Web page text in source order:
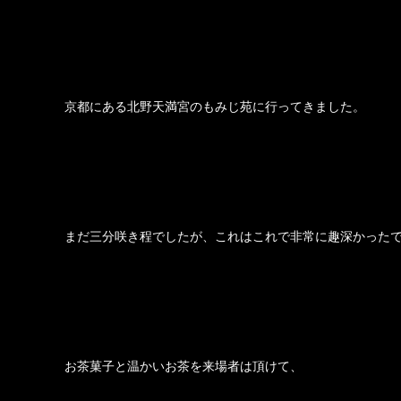
京都にある北野天満宮のもみじ苑に行ってきました。
まだ三分咲き程でしたが、これはこれで非常に趣深かった
お茶菓子と温かいお茶を来場者は頂けて、